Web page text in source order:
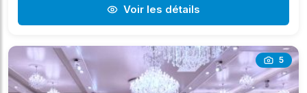
Voir les détails
5